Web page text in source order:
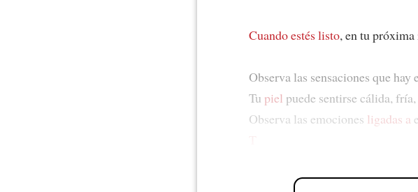
Cuando estés listo, en tu
Observa las sensaciones que hay
Tu piel puede sentirse cálida, fría,
Observa las emociones ligadas a